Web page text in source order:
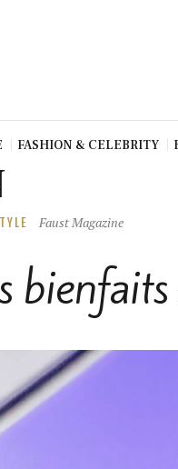
FASHION & CELEBRITY
Faust Magazine